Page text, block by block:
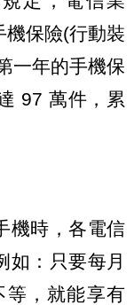
機保險(行動裝
一年的手機保
97 萬件，累
機時，各電信
如：只要每月
等，就能享有